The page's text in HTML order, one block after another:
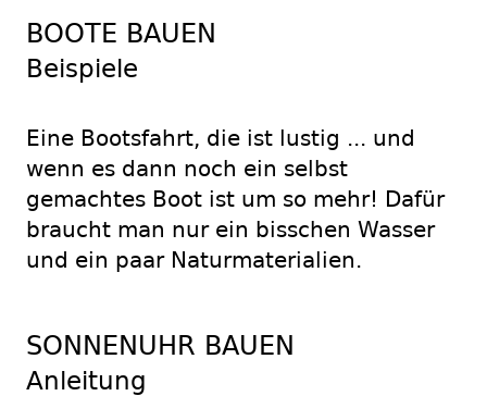
BOOTE BAUEN
Beispiele
Eine Bootsfahrt, die ist lustig ... und
wenn es dann noch ein selbst
gemachtes Boot ist um so mehr! Dafür
braucht man nur ein bisschen Wasser
und ein paar Naturmaterialien.
SONNENUHR BAUEN
Anleitung